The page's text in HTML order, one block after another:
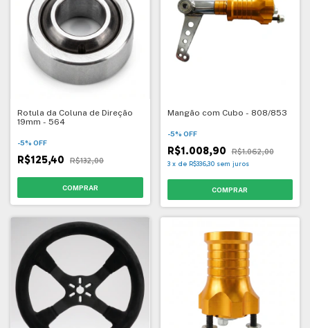
Rotula da Coluna de Direção
19mm - 564
-5% OFF
R$125,40 R$132,00
Mangão com Cubo - 808/853
-5% OFF
R$1.008,90 R$1.062,00
3 x de R$336,30 sem juros
COMPRAR